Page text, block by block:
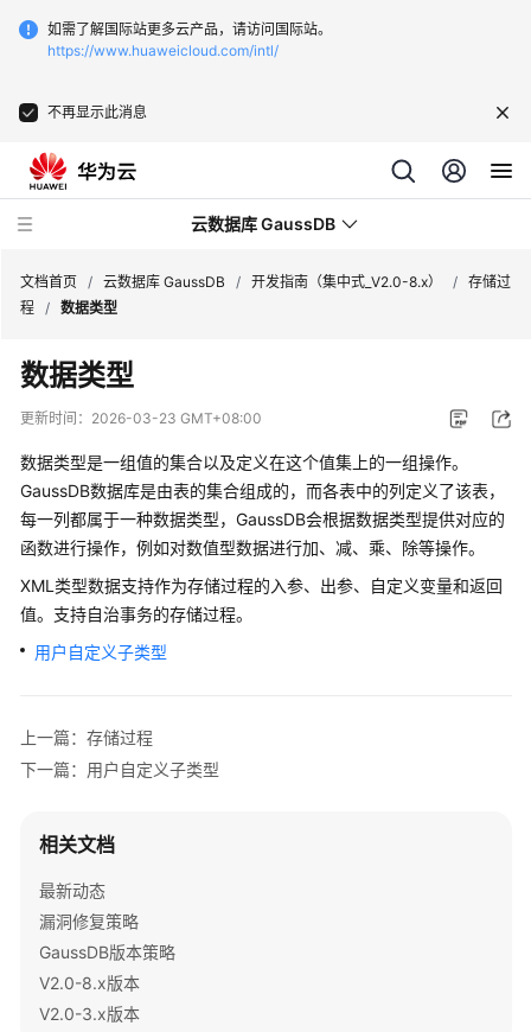
如需了解国际站更多云产品，请访问国际站。
https://www.huaweicloud.com/intl/
不再显示此消息
云数据库 GaussDB
最
新
动
服
务
公
产
品
费
明
快
速
用
文档首页 / 云数据库 GaussDB / 开发指南（集中式_V2.0-8.x） / 存储过
程 / 数据类型
数据类型
更新时间： 2026-03-23 GMT+08:00
数据类型是一组值的集合以及定义在这个值集上的一组操作。
GaussDB数据库是由表的集合组成的，而各表中的列定义了该表，
每一列都属于一种数据类型， GaussDB会根据数据类型提供对应的
函数进行操作，例如对数值型数据进行加、减、乘、除等操作。
XML类型数据支持作为存储过程的入参、出参、自定义变量和返回
值。支持自治事务的存储过程。
用户自定义子类型
上一篇：存储过程
下一篇：用户自定义子类型
相关文档
最新动态
漏洞修复策略
GaussDB版本策略
V2.0-8.x版本
V2.0-3.x版本